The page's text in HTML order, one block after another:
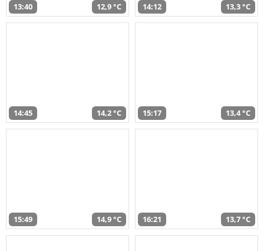
13:40 12,9 °C 14:12 13,3 °C
14:45 14,2 °C 15:17 13,4 °C
15:49 14,9 °C 16:21 13,7 °C